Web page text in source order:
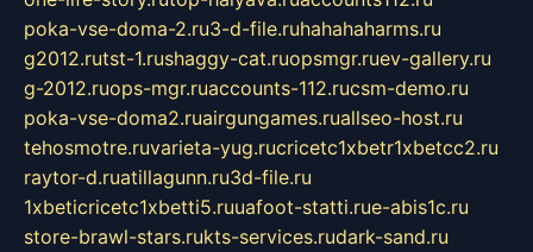
poka-vse-doma-2.ru3-d-file.ruhahahaharms.ru
g2012.rutst-1.rushaggy-cat.ruopsmgr.ruev-gallery.ru
g-2012.ruops-mgr.ruaccounts-112.rucsm-demo.ru
poka-vse-doma2.ruairgungames.ruallseo-host.ru
tehosmotre.ruvarieta-yug.rucricetc1xbetr1xbetcc2.ru
raytor-d.ruatillagunn.ru3d-file.ru
1xbeticricetc1xbetti5.ruuafoot-statti.rue-abis1c.ru
store-brawl-stars.rukts-services.rudark-sand.ru